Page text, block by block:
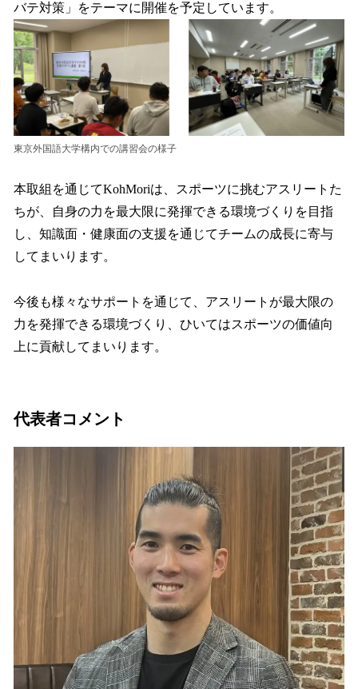
バテ対策」をテーマに開催を予定しています。
東京外国語大学構内での講習会の様子
本取組を通じてKohMoriは、スポーツに挑むアスリートた
ちが、自身の力を最大限に発揮できる環境づくりを目指
し、知識面・健康面の支援を通じてチームの成長に寄与
してまいります。
今後も様々なサポートを通じて、アスリートが最大限の
力を発揮できる環境づくり、ひいてはスポーツの価値向
上に貢献してまいります。
代表者コメント